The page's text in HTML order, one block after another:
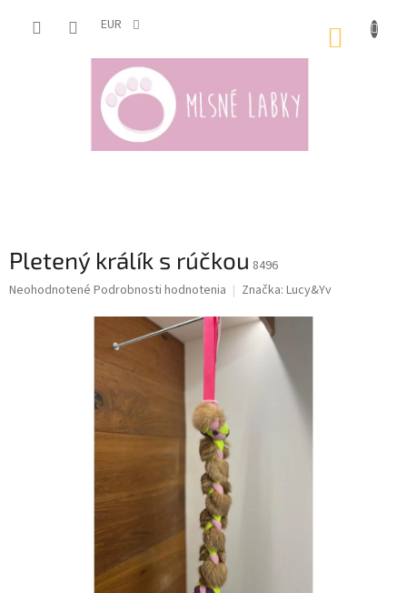
EUR
Pletený králík s rúčkou 8496
Priemerné
Neohodnotené Podrobnosti hodnotenia Značka: Lucy&Yv